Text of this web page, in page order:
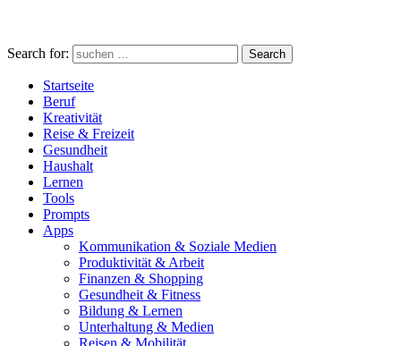
Search for: Search
Startseite
Beruf
Kreativität
Reise & Freizeit
Gesundheit
Haushalt
Lernen
Tools
Prompts
Apps
Kommunikation & Soziale Medien
Produktivität & Arbeit
Finanzen & Shopping
Gesundheit & Fitness
Bildung & Lernen
Unterhaltung & Medien
Reisen & Mobilität